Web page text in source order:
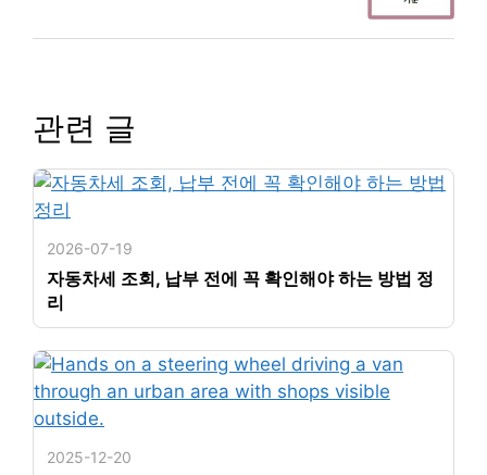
관련 글
2026-07-19
자동차세 조회, 납부 전에 꼭 확인해야 하는 방법 정
리
2025-12-20